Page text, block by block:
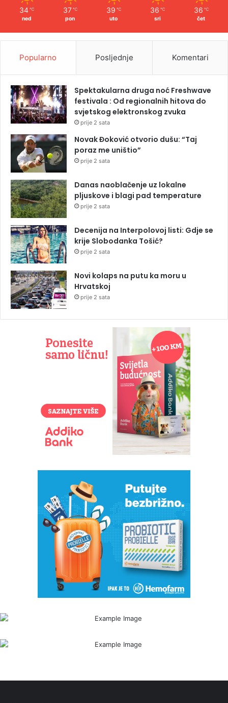
34 ℃
ned
37 ℃
pon
39 ℃
uto
36 ℃
sri
36 ℃
čet
Popularno Posljednje Komentari
Spektakularna druga noć Freshwave
festivala : Od regionalnih hitova do
svjetskog elektronskog zvuka
prije 2 sata
Novak Đoković otvorio dušu: “Taj
poraz me uništio”
prije 2 sata
Danas naoblačenje uz lokalne
pljuskove i blagi pad temperature
prije 2 sata
Decenija na Interpolovoj listi: Gdje se
krije Slobodanka Tošić?
prije 2 sata
Novi kolaps na putu ka moru u
Hrvatskoj
prije 2 sata